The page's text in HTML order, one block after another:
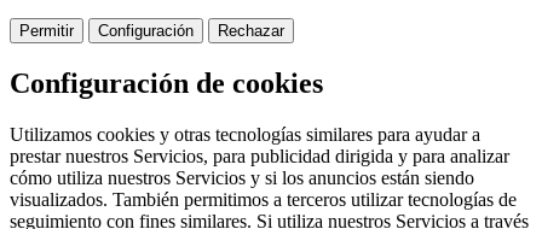
Permitir Configuración Rechazar
Configuración de cookies
Utilizamos cookies y otras tecnologías similares para ayudar a
prestar nuestros Servicios, para publicidad dirigida y para analizar
cómo utiliza nuestros Servicios y si los anuncios están siendo
visualizados. También permitimos a terceros utilizar tecnologías de
seguimiento con fines similares. Si utiliza nuestros Servicios a través